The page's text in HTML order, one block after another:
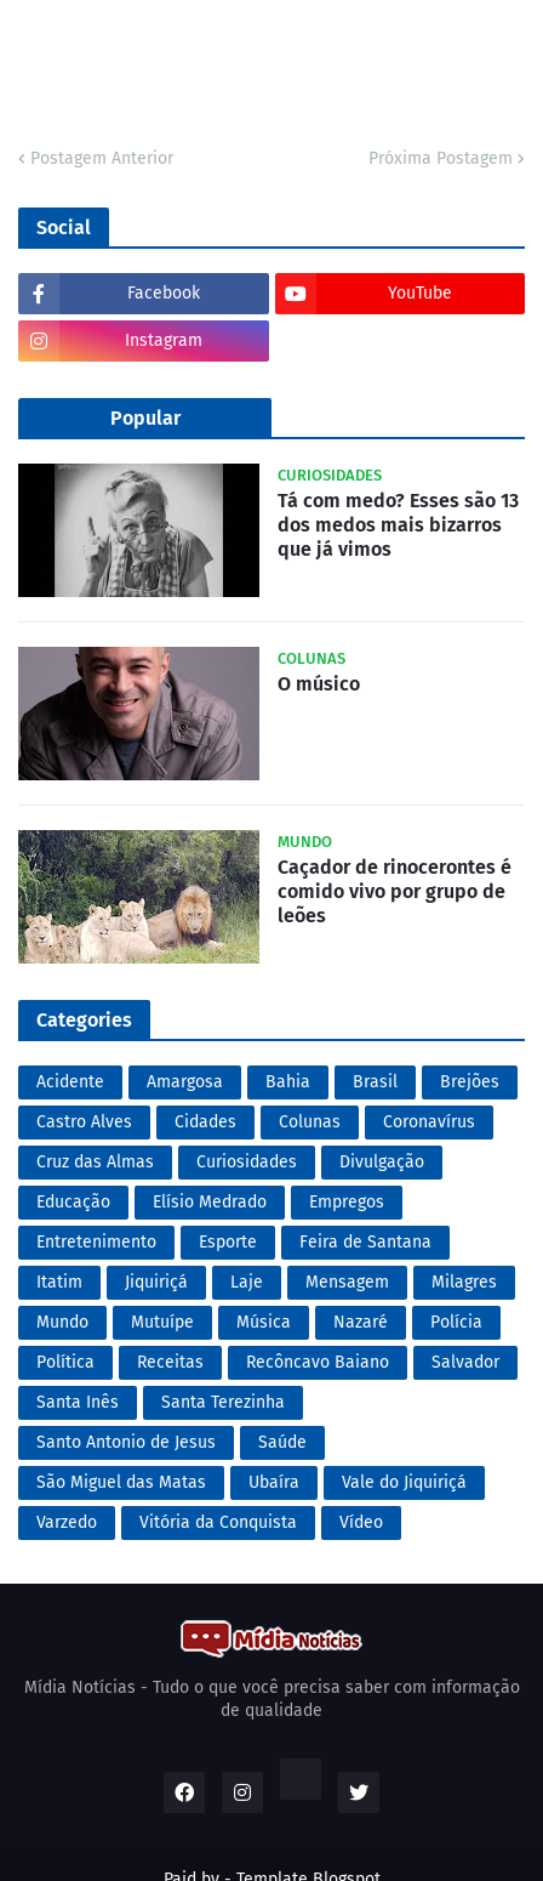
Postagem Anterior Próxima Postagem
Social
Facebook YouTube
Instagram
Popular
CURIOSIDADES
Tá com medo? Esses são 13
dos medos mais bizarros
que já vimos
COLUNAS
O músico
MUNDO
Caçador de rinocerontes é
comido vivo por grupo de
leões
Categories
Acidente Amargosa Bahia Brasil
Brejões
Castro Alves
Cidades Colunas
Coronavírus
Cruz das Almas
Curiosidades
Divulgação
Educação
Elísio Medrado
Empregos
Entretenimento
Esporte
Feira de Santana
Itatim
Jiquiriçá Laje Mensagem
Milagres
Mundo
Mutuípe Música Nazaré
Polícia
Política
Receitas Recôncavo Baiano
Salvador
Santa Inês
Santa Terezinha
Santo Antonio de Jesus
Saúde
São Miguel das Matas
Ubaíra
Vale do Jiquiriçá
Varzedo
Vitória da Conquista Vídeo
Mídia Notícias - Tudo o que você precisa saber com informação
de qualidade